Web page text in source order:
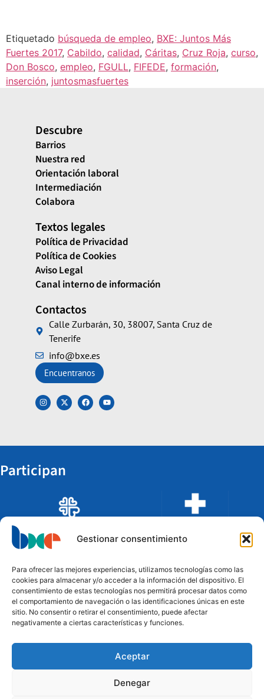
Gestionar consentimiento
Para ofrecer las mejores experiencias, utilizamos tecnologías como las
cookies para almacenar y/o acceder a la información del dispositivo. El
consentimiento de estas tecnologías nos permitirá procesar datos como
el comportamiento de navegación o las identificaciones únicas en este
sitio. No consentir o retirar el consentimiento, puede afectar
negativamente a ciertas características y funciones.
Aceptar
Denegar
Etiquetado búsqueda de empleo, BXE: Juntos Más
Fuertes 2017, Cabildo, calidad, Cáritas, Cruz Roja, curso,
Don Bosco, empleo, FGULL, FIFEDE, formación,
inserción, juntosmasfuertes
Descubre
Barrios
Nuestra red
Orientación laboral
Intermediación
Colabora
Textos legales
Política de Privacidad
Política de Cookies
Aviso Legal
Canal interno de información
Contactos
Calle Zurbarán, 30, 38007, Santa Cruz de
Tenerife
info@bxe.es
Encuentranos
Participan
Financian